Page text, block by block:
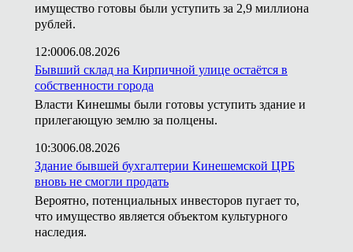
имущество готовы были уступить за 2,9 миллиона
рублей.
12:0006.08.2026
Бывший склад на Кирпичной улице остаётся в
собственности города
Власти Кинешмы были готовы уступить здание и
прилегающую землю за полцены.
10:3006.08.2026
Здание бывшей бухгалтерии Кинешемской ЦРБ
вновь не смогли продать
Вероятно, потенциальных инвесторов пугает то,
что имущество является объектом культурного
наследия.